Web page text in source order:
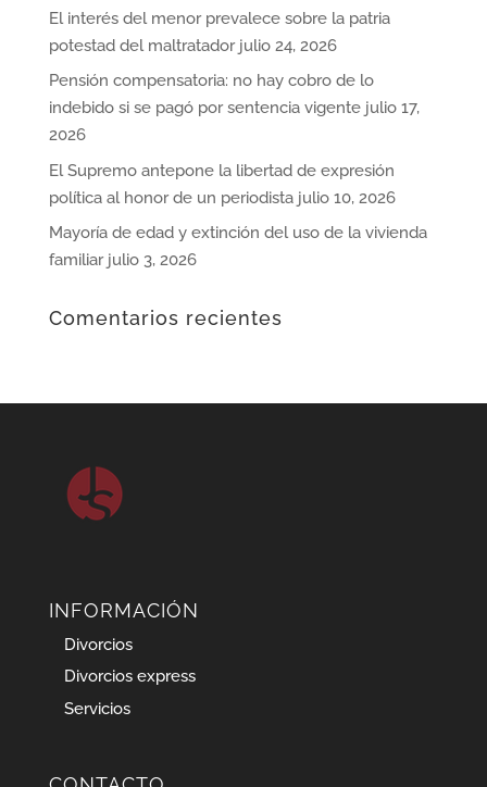
El interés del menor prevalece sobre la patria
potestad del maltratador julio 24, 2026
Pensión compensatoria: no hay cobro de lo
indebido si se pagó por sentencia vigente julio 17,
2026
El Supremo antepone la libertad de expresión
política al honor de un periodista julio 10, 2026
Mayoría de edad y extinción del uso de la vivienda
familiar julio 3, 2026
Comentarios recientes
INFORMACIÓN
Divorcios
Divorcios express
Servicios